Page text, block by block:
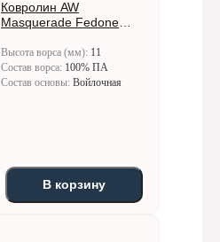
Ковролин AW
Masquerade Fedone
Высота ворса (мм): 11
Состав ворса: 100% ПА
Состав основы: Войлочная
В корзину